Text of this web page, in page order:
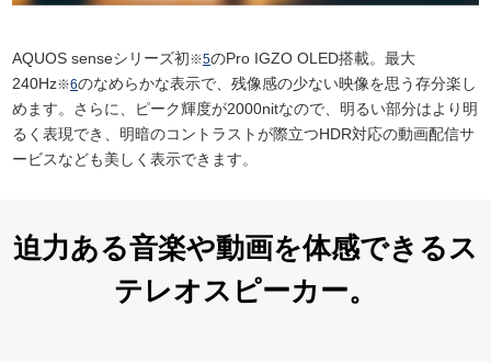
AQUOS senseシリーズ初※5のPro IGZO OLED搭載。最大
240Hz※6のなめらかな表示で、残像感の少ない映像を思う存分楽し
めます。さらに、ピーク輝度が2000nitなので、明るい部分はより明
るく表現でき、明暗のコントラストが際立つHDR対応の動画配信サ
ービスなども美しく表示できます。
迫力ある音楽や動画を体感できるス
テレオスピーカー。